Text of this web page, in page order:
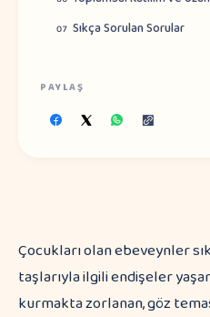
07 Sıkça Sorulan Sorular
PAYLAŞ
Çocukları olan ebeveynler
taşlarıyla ilgili endişeler
kurmakta zorlanan, göz